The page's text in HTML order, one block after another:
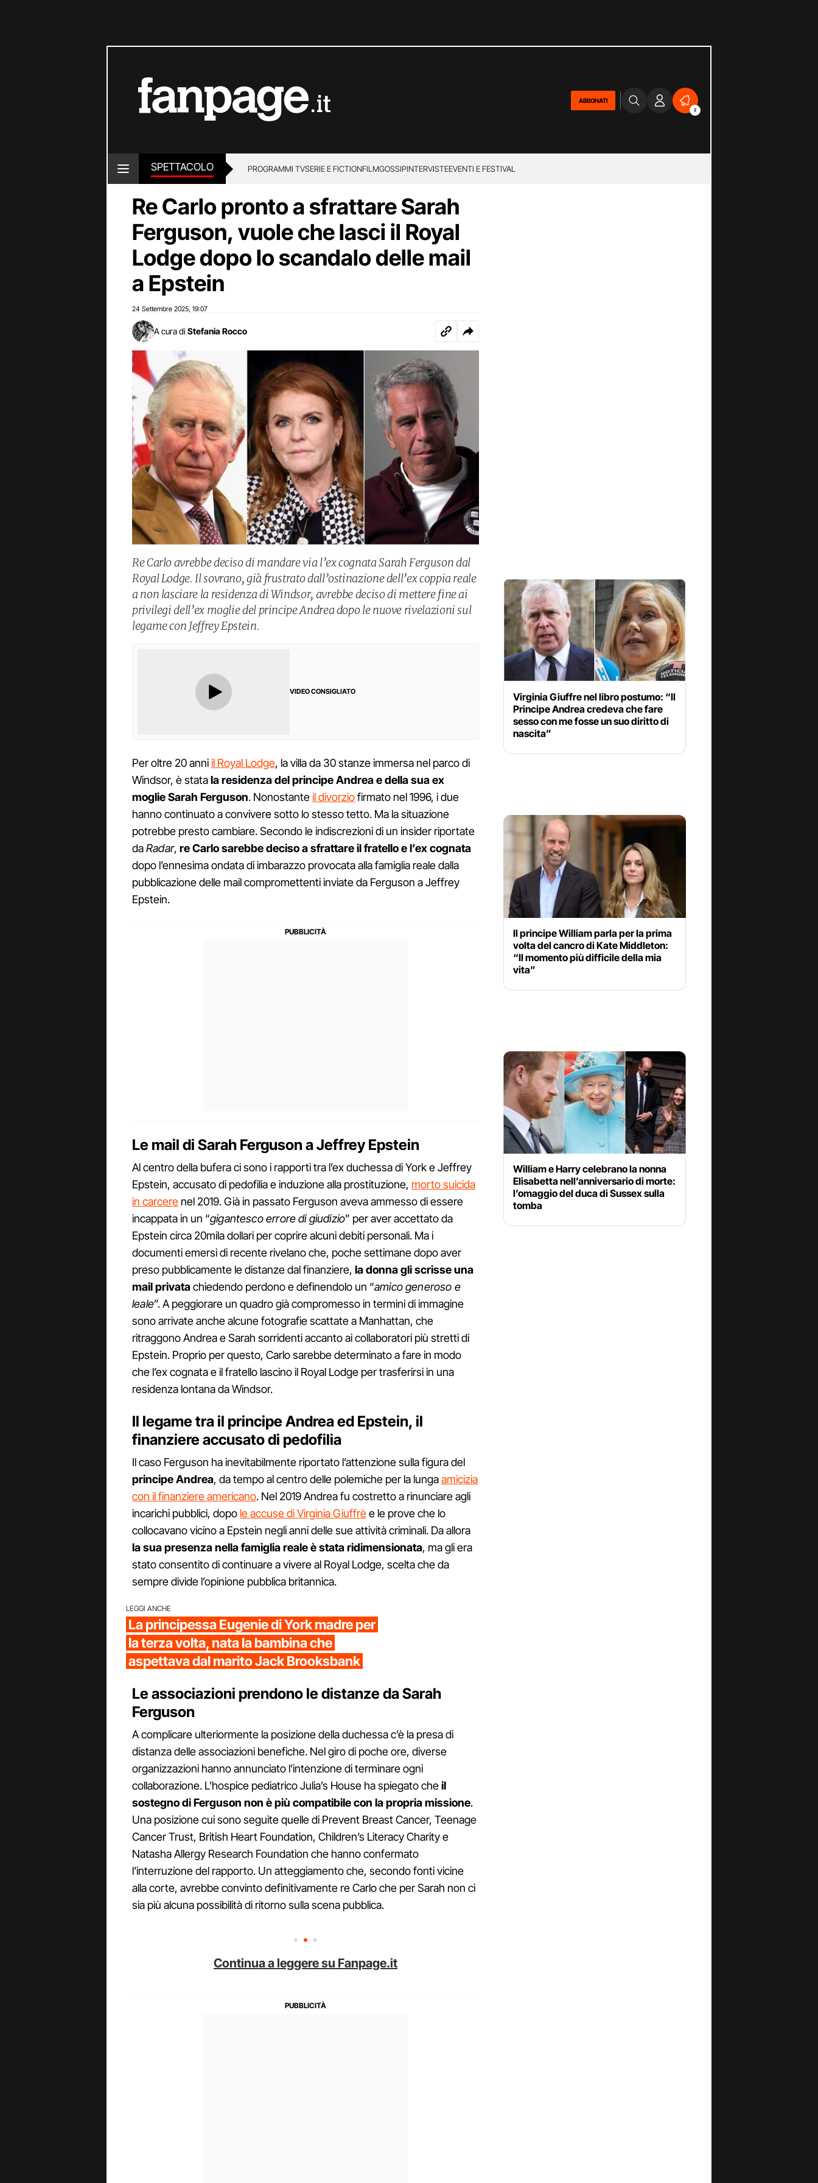
ABBONATI
2
SPETTACOLO PROGRAMMI TVSERIE E FICTIONFILMGOSSIPINTERVISTEEVENTI E FESTIVAL
Re Carlo pronto a sfrattare Sarah
Ferguson, vuole che lasci il Royal
Lodge dopo lo scandalo delle mail
a Epstein
24 Settembre 2025 19:07
A cura di Stefania Rocco
Re Carlo avrebbe deciso di mandare via l’ex cognata Sarah Ferguson dal
Royal Lodge. Il sovrano, già frustrato dall’ostinazione dell’ex coppia reale
a non lasciare la residenza di Windsor, avrebbe deciso di mettere fine ai
privilegi dell’ex moglie del principe Andrea dopo le nuove rivelazioni sul
legame con Jeffrey Epstein.
VIDEO CONSIGLIATO
Per oltre 20 anniil Royal Lodge, la villa da 30 stanze immersa nel parco di
Windsor, è statala residenza del principe Andrea e della sua ex
moglie Sarah Ferguson. Nonostanteil divorziofirmato nel 1996, i due
hanno continuato a convivere sotto lo stesso tetto. Ma la situazione
potrebbe presto cambiare. Secondo le indiscrezioni di un insider riportate
daRadar, re Carlo sarebbe deciso a sfrattare il fratello e l’ex cognata
dopo l’ennesima ondata di imbarazzo provocata alla famiglia reale dalla
pubblicazione delle mail compromettenti inviate da Ferguson a Jeffrey
Epstein.
Le mail di Sarah Ferguson a Jeffrey Epstein
Al centro della bufera ci sono i rapporti tra l’ex duchessa di York e Jeffrey
Epstein, accusato di pedofilia e induzione alla prostituzione, morto suicida
in carcere nel 2019. Già in passato Ferguson aveva ammesso di essere
incappata in un “gigantesco errore di giudizio” per aver accettato da
Epstein circa 20mila dollari per coprire alcuni debiti personali. Ma i
documenti emersi di recente rivelano che, poche settimane dopo aver
preso pubblicamente le distanze dal finanziere, la donna gli scrisse una
mail privatachiedendo perdono e definendolo un “amico generoso e
leale”. A peggiorare un quadro già compromesso in termini di immagine
sono arrivate anche alcune fotografie scattate a Manhattan, che
ritraggono Andrea e Sarah sorridenti accanto ai collaboratori più stretti di
Epstein. Proprio per questo, Carlo sarebbe determinato a fare in modo
che l’ex cognata e il fratello lascino il Royal Lodge per trasferirsi in una
residenza lontana da Windsor.
Il legame tra il principe Andrea ed Epstein, il
finanziere accusato di pedofilia
Il caso Ferguson ha inevitabilmente riportato l’attenzione sulla figura del
principe Andrea, da tempo al centro delle polemiche per la lungaamicizia
con il finanziere americano. Nel 2019 Andrea fu costretto a rinunciare agli
incarichi pubblici, dopo le accuse di Virginia Giuffrèe le prove che lo
collocavano vicino a Epstein negli anni delle sue attività criminali. Da allora
la sua presenza nella famiglia reale è stata ridimensionata, ma gli era
stato consentito di continuare a vivere al Royal Lodge, scelta che da
sempre divide l’opinione pubblica britannica.
LEGGI ANCHE
La principessa Eugenie di York madre per
la terza volta, nata la bambina che
aspettava dal marito Jack Brooksbank
Le associazioni prendono le distanze da Sarah
Ferguson
A complicare ulteriormente la posizione della duchessa c’è la presa di
distanza delle associazioni benefiche. Nel giro di poche ore, diverse
organizzazioni hanno annunciato l’intenzione di terminare ogni
collaborazione. L’hospice pediatrico Julia’s House ha spiegato cheil
sostegno di Ferguson non è più compatibile con la propria missione.
Una posizione cui sono seguite quelle di Prevent Breast Cancer, Teenage
Cancer Trust, British Heart Foundation, Children’s Literacy Charity e
Natasha Allergy Research Foundation che hanno confermato
l’interruzione del rapporto. Un atteggiamento che, secondo fonti vicine
alla corte, avrebbe convinto definitivamente re Carlo che per Sarah non ci
sia più alcuna possibilità di ritorno sulla scena pubblica.
Continua a leggere su Fanpage.it
Virginia Giuffre nel libro postumo: “Il
Principe Andrea credeva che fare
sesso con me fosse un suo diritto di
nascita”
Il principe William parla per la prima
volta del cancro di Kate Middleton:
“Il momento più difficile della mia
vita”
William e Harry celebrano la nonna
Elisabetta nell’anniversario di morte:
l’omaggio del duca di Sussex sulla
tomba